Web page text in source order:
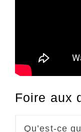
Foire aux
Qu’est-ce